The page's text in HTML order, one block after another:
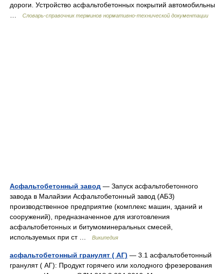
дороги. Устройство асфальтобетонных покрытий автомобильны
Словарь-справочник терминов нормативно-технической документации
Асфальтобетонный завод — Запуск асфальтобетонного
завода в Малайзии Асфальтобетонный завод (АБЗ)
производственное предприятие (комплекс машин, зданий и
сооружений), предназначенное для изготовления
асфальтобетонных и битумоминеральных смесей,
используемых при ст …
Википедия
асфальтобетонный гранулят ( АГ) — 3.1 асфальтобетонный
гранулят ( АГ): Продукт горячего или холодного фрезерования